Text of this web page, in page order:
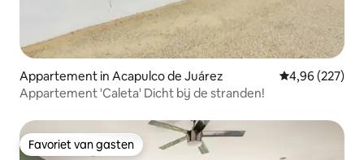
Appartement in Acapulco de Juárez Gemiddelde
4,96 (227)
Appartement 'Caleta' Dicht bij de stranden!
Favoriet van gasten
Favoriet van gasten